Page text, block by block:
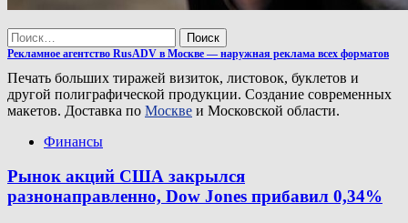
Найти:
Рекламное агентство RusADV в Москве — наружная реклама всех форматов
Печать больших тиражей визиток, листовок, буклетов и
другой полиграфической продукции. Создание современных
макетов. Доставка по Москве и Московской области.
Финансы
Рынок акций США закрылся
разнонаправленно, Dow Jones прибавил 0,34%